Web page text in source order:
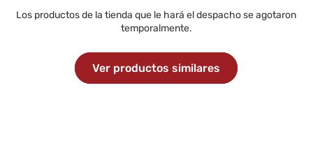
Los productos de la tienda que le hará el despacho se agotaron
temporalmente.
Ver productos similares